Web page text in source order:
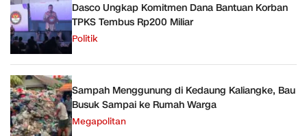
Dasco Ungkap Komitmen Dana Bantuan Korban
TPKS Tembus Rp200 Miliar
Politik
Sampah Menggunung di Kedaung Kaliangke, Bau
Busuk Sampai ke Rumah Warga
Megapolitan